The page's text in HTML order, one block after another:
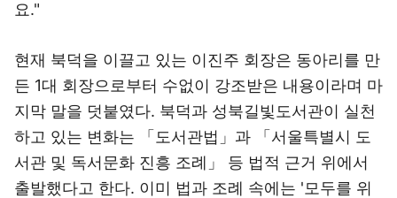
요."
현재 북덕을 이끌고 있는 이진주 회장은 동아리를 만
든 1대 회장으로부터 수없이 강조받은 내용이라며 마
지막 말을 덧붙였다. 북덕과 성북길빛도서관이 실천
하고 있는 변화는 「도서관법」과 「서울특별시 도
서관 및 독서문화 진흥 조례」 등 법적 근거 위에서
출발했다고 한다. 이미 법과 조례 속에는 '모두를 위